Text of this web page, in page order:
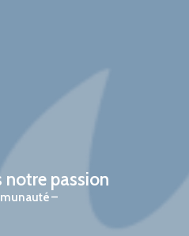
notre passion